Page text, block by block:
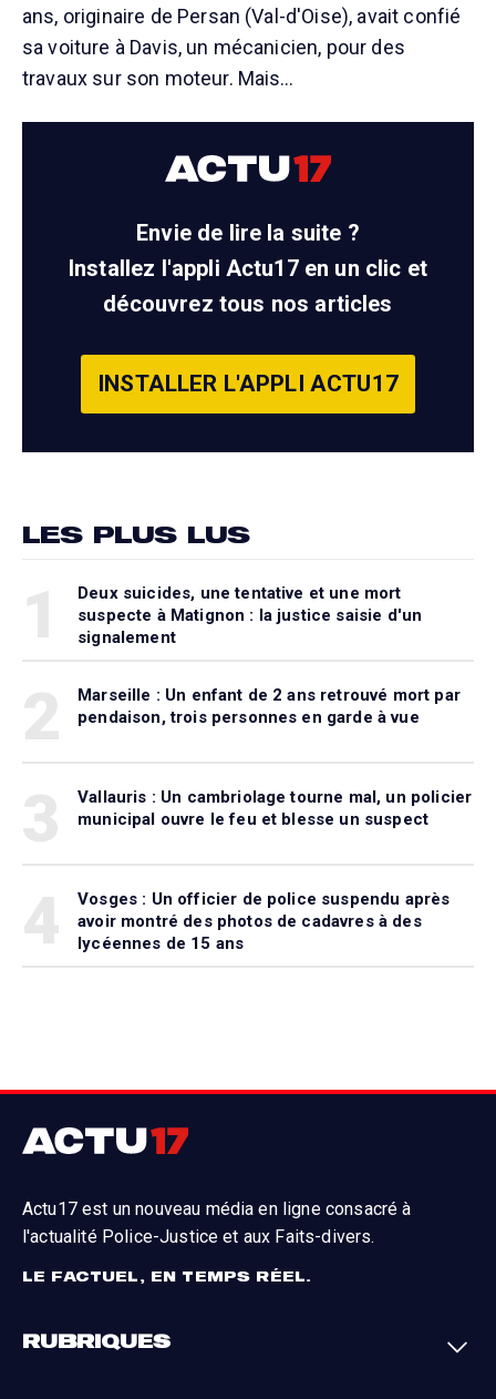
ans, originaire de Persan (Val-d'Oise), avait confié
sa voiture à Davis, un mécanicien, pour des
travaux sur son moteur. Mais…
Envie de lire la suite ?
Installez l'appli Actu17 en un clic et
découvrez tous nos articles
INSTALLER L'APPLI ACTU17
LES PLUS LUS
Deux suicides, une tentative et une mort
suspecte à Matignon : la justice saisie d'un
signalement
Marseille : Un enfant de 2 ans retrouvé mort par
pendaison, trois personnes en garde à vue
Vallauris : Un cambriolage tourne mal, un policier
municipal ouvre le feu et blesse un suspect
Vosges : Un officier de police suspendu après
avoir montré des photos de cadavres à des
lycéennes de 15 ans
Actu17 est un nouveau média en ligne consacré à
l'actualité Police-Justice et aux Faits-divers.
LE FACTUEL, EN TEMPS RÉEL.
RUBRIQUES